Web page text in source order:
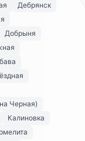
Дебрянск
Добрыня
Черная)
Калиновка